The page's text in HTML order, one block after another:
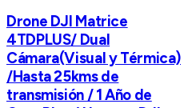
Drone DJI Matrice
4TDPLUS/ Dual
Cámara(Visual y Térmica)
/Hasta 25kms de
transmisión / 1 Año de